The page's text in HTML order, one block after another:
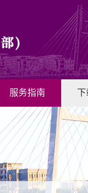
服务指南